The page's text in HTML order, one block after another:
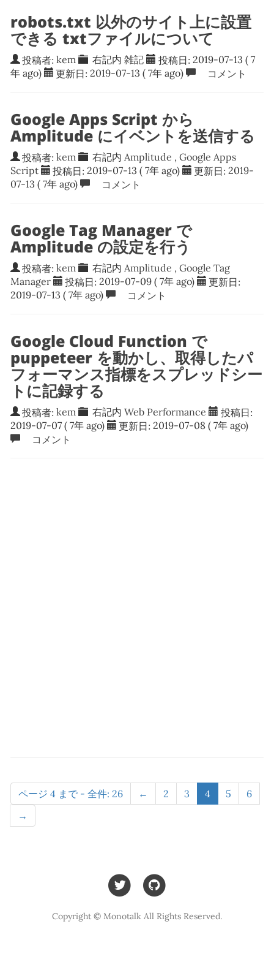
robots.txt 以外のサイト上に設置
できる txtファイルについて
投稿者: kem 右記内雑記 投稿日: 2019-07-13 ( 7
年 ago)
更新日: 2019-07-13 ( 7年 ago) コメント
Google Apps Script から
Amplitude にイベントを送信する
投稿者: kem 右記内Amplitude ,Google Apps
Script
投稿日: 2019-07-13 ( 7年 ago) 更新日: 2019-
07-13 ( 7年 ago) コメント
Google Tag Manager で
Amplitude の設定を行う
投稿者: kem 右記内Amplitude ,Google Tag
Manager
投稿日: 2019-07-09 ( 7年 ago) 更新日:
2019-07-13 ( 7年 ago) コメント
Google Cloud Function で
puppeteer を動かし、取得したパ
フォーマンス指標をスプレッドシー
トに記録する
投稿者: kem 右記内Web Performance 投稿日:
2019-07-07 ( 7年 ago) 更新日: 2019-07-08 ( 7年 ago)
コメント
ページ 4 まで - 全件: 26 ← 2 3 4 5
6
→
Copyright © Monotalk All Rights Reserved.